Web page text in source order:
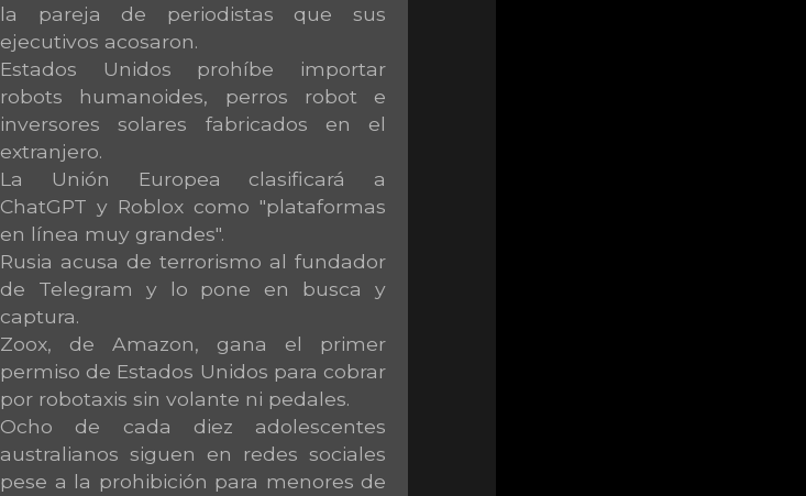
la pareja de periodistas que sus
ejecutivos acosaron.
Estados Unidos prohíbe importar
robots humanoides, perros robot e
inversores solares fabricados en el
extranjero.
La Unión Europea clasificará a
ChatGPT y Roblox como "plataformas
en línea muy grandes".
Rusia acusa de terrorismo al fundador
de Telegram y lo pone en busca y
captura.
Zoox, de Amazon, gana el primer
permiso de Estados Unidos para cobrar
por robotaxis sin volante ni pedales.
Ocho de cada diez adolescentes
australianos siguen en redes sociales
pese a la prohibición para menores de